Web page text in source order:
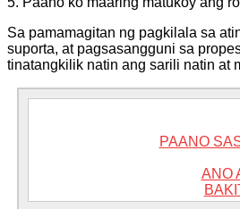
Sa pamamagitan ng pagkilala sa
suporta, at pagsasangguni sa
tinatangkilik natin ang sarili natin at
PAANO
ANO